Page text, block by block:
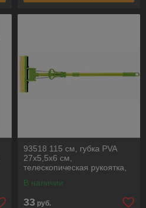
93518 115 см, губка PVA
27х5,5х6 см,
телескопическая рукоятка,
ELFE
В наличии
33 руб.